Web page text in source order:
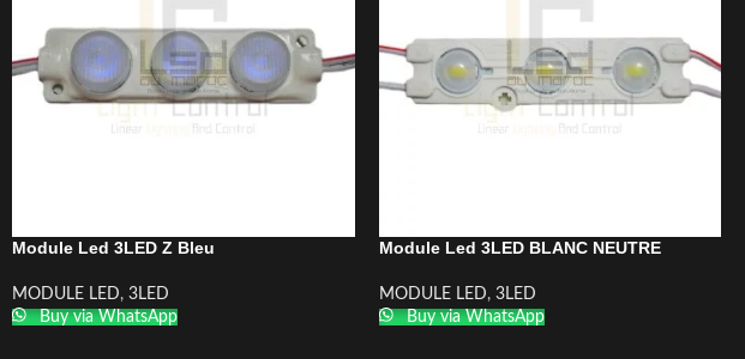
Module Led 3LED Z Bleu
MODULE LED, 3LED
Buy via WhatsApp
Module Led 3LED BLANC NEUTRE
MODULE LED, 3LED
Buy via WhatsApp